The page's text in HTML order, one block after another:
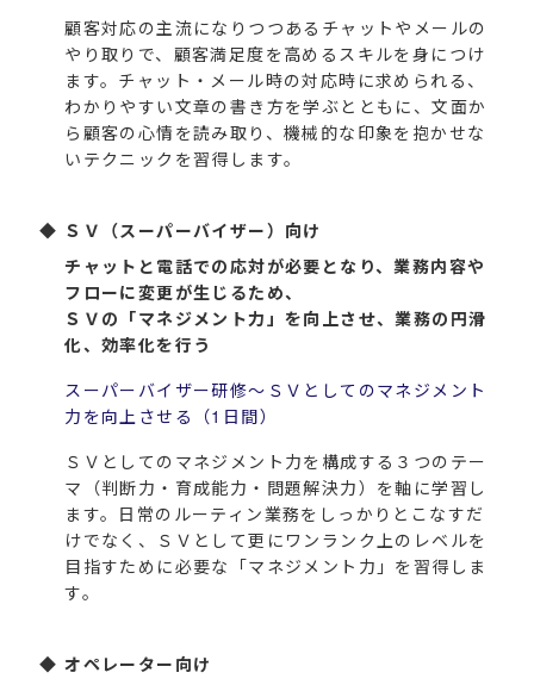
顧客対応の主流になりつつあるチャットやメールの
やり取りで、顧客満足度を高めるスキルを身につけ
ます。チャット・メール時の対応時に求められる、
わかりやすい文章の書き方を学ぶとともに、文面か
ら顧客の心情を読み取り、機械的な印象を抱かせな
いテクニックを習得します。
ＳＶ（スーパーバイザー）向け
チャットと電話での応対が必要となり、業務内容や
フローに変更が生じるため、
ＳＶの「マネジメント力」を向上させ、業務の円滑
化、効率化を行う
スーパーバイザー研修～ＳＶとしてのマネジメント
力を向上させる（1日間）
ＳＶとしてのマネジメント力を構成する３つのテー
マ（判断力・育成能力・問題解決力）を軸に学習し
ます。日常のルーティン業務をしっかりとこなすだ
けでなく、ＳＶとして更にワンランク上のレベルを
目指すために必要な「マネジメント力」を習得しま
す。
オペレーター向け